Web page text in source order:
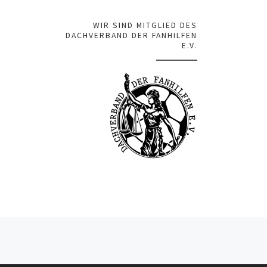
WIR SIND MITGLIED DES
DACHVERBAND DER FANHILFEN
E.V.